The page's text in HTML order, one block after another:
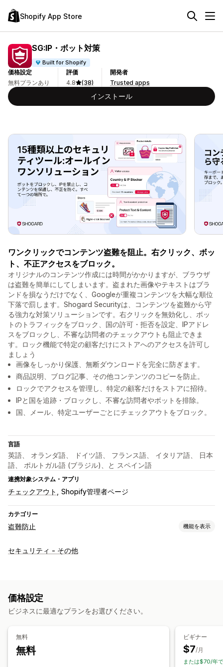
Shopify App Store
SG:IP・ボット対策
Built for Shopify
価格設定
無料プランあり
評価
4.8
(38)
開発者
Trusted apps
インストール
ワンクリックでコンテンツ盗難を阻止。右クリック、ボッ
ト、不正アクセスをブロック。
オリジナルのコンテンツ作成には時間がかかりますが、ブラウザ
は盗難を簡単にしてしまいます。盗まれた画像やテキストはブラ
ンドを損なうだけでなく、Googleが重複コンテンツを大幅な順位
下落で罰します。Shogard Securityは、コンテンツを盗難から守
る強力な対策ソリューションです。右クリックを無効化し、ボッ
トのトラフィックをブロック、国の許可・拒否を設定、IPアドレ
スをブロックし、不審な訪問者のチェックアウトも阻止できま
す。ロック機能で特定の顧客だけにストアへのアクセスを許可し
ましょう
画像をしっかり保護、無断ダウンロードを完全に防ぎます。
商品説明、ブログ記事、その他コンテンツのコピーを防止。
ロックでアクセスを管理し、特定の顧客だけをストアに招待。
IPと国を追跡・ブロックし、不審な訪問者やボットを排除。
国、メール、特定ユーザーごとにチェックアウトをブロック。
言語
英語、 オランダ語、 ドイツ語、 フランス語、 イタリア語、 日本
語、 ポルトガル語 (ブラジル)、と スペイン語
連携対象システム・アプリ
チェックアウト Shopify管理者ページ
カテゴリー
盗難防止 機能を表示
保護されたアセット
ブロックされたアクション
右クリック
ドラッグ&ドロップ
地域アクセス
セキュリティ - その他
価格設定
ビジネスに最適なプランをお選びください。
無料
無料
ビギナー
$7/月
または$70/年